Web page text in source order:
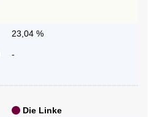
23,04 %
-
Die Linke